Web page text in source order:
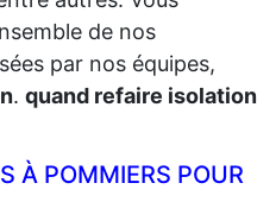
de nos
par nos équipes,
. quand refaire isolation
À POMMIERS POUR